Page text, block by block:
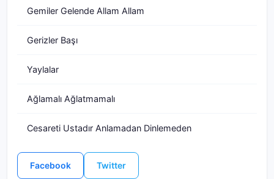
Gemiler Gelende Allam Allam
Gerizler Başı
Yaylalar
Ağlamalı Ağlatmamalı
Cesareti Ustadır Anlamadan Dinlemeden
Facebook Twitter